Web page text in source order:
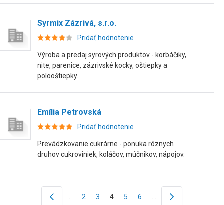
Syrmix Zázrivá, s.r.o.
Pridať hodnotenie
Výroba a predaj syrových produktov - korbáčiky,
nite, parenice, zázrivské kocky, oštiepky a
polooštiepky.
Emília Petrovská
Pridať hodnotenie
Prevádzkovanie cukrárne - ponuka rôznych
druhov cukroviniek, koláčov, múčnikov, nápojov.
2 3 4 5 6